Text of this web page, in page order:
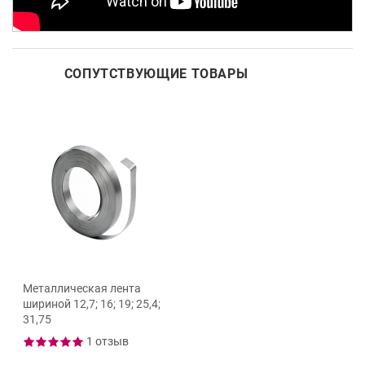
СОПУТСТВУЮЩИЕ ТОВАРЫ
Металлическая лента
шириной 12,7; 16; 19; 25,4;
31,75
1 отзыв